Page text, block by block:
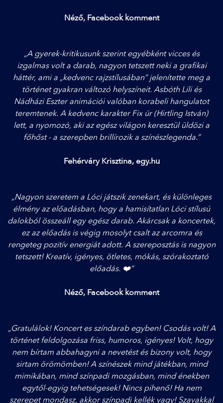
Néző, Facebook komment
„A gyerek-kritikusunk szerint egyébként vicces és
izgalmas volt a darab, nagyon tetszett neki a grafikai
háttér, ami a „kedvenc rajzstílusában” jelenítette meg a
történet gyakran változó helyszíneit. Asbóth Lili és
Nádházi Eszter animációi valóban korabeli hangulatot
teremtenek. A kedvenc karakter Fix úr (Hirtling István)
lett, a nyomozó, aki az egész világon keresztül üldözi a
főhőst - a szerepben brillírozik a színészlegenda.”
Fehérváry Krisztina, egy.hu
„Nagyon szeretem a Lóci játszik zenekart, és különleges
élmény az előadásban, hogy a hamisítatlan Lóci stílusú
dalokból összeáll egy egész darab. Akárcsak a koncertek,
ez az előadás is végig mosolyt csalt az arcomra és
rengeteg pozitív energiát adott. A szereposztás is nagyon
tetszett! Kreatív, igényes, ötletes, mókás, szórakoztató
előadás. ❤️”
Néző, Facebook komment
„Gratulálok! Koncert es színdarab egyben! Csodás volt! A
történet feldolgozása friss, humoros, igényes! Volt, hogy
nem bírtam abbahagyni a nevetést és bizony volt, hogy
sirtam örömömben! A színészek mind játékban, mind
mimikában, mind színpadi mozgásban, mind énekben
egytől-egyig tehetségesek! Nincs pihenő! Ha nem
szerepet mondasz, akkor színpadi kellék vagy! Szavakkal